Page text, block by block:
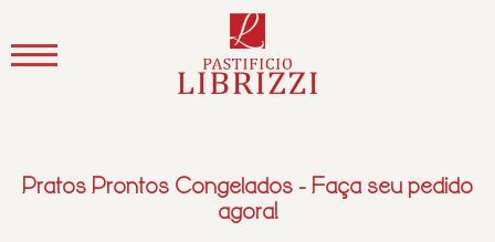
Pratos Prontos Congelados - Faça seu pedido
agora!